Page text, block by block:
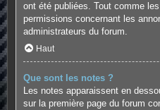
ont été publiées. Tout comme
permissions concernant les
administrateurs du forum.
Haut
Que sont les notes ?
Les notes apparaissent en
sur la première page du forum